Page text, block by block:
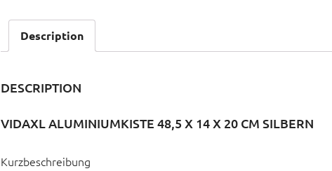
Description
DESCRIPTION
VIDAXL ALUMINIUMKISTE 48,5 X 14 X 20 CM SILBERN
Kurzbeschreibung